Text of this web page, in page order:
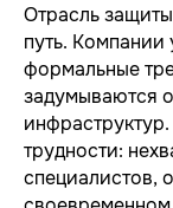
Отрасль
путь. Компании
формальные
задумываются
трудности:
специалистов,